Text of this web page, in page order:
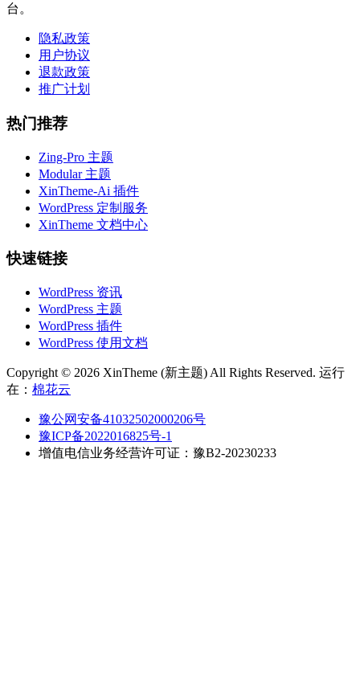
台。
隐私政策
用户协议
退款政策
推广计划
热门推荐
Zing-Pro 主题
Modular 主题
XinTheme-Ai 插件
WordPress 定制服务
XinTheme 文档中心
快速链接
WordPress 资讯
WordPress 主题
WordPress 插件
WordPress 使用文档
Copyright © 2026 XinTheme (新主题) All Rights Reserved. 运行
在： 棉花云
豫公网安备41032502000206号
豫ICP备2022016825号-1
增值电信业务经营许可证：豫B2-20230233